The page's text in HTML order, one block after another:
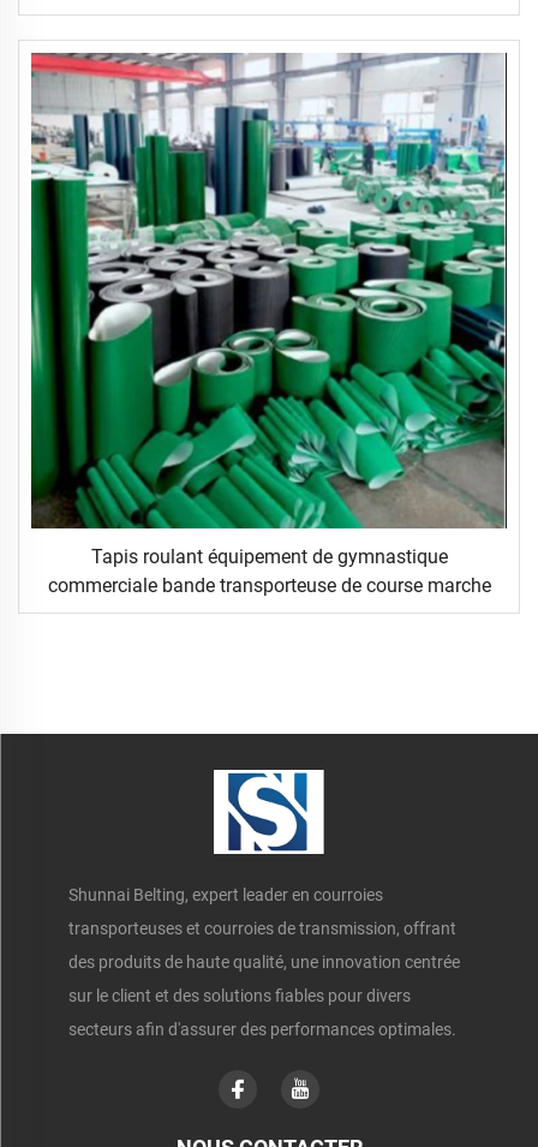
fabricant depuis 14 ans
Tapis roulant équipement de gymnastique
commerciale bande transporteuse de course marche
Shunnai Belting, expert leader en courroies
transporteuses et courroies de transmission, offrant
des produits de haute qualité, une innovation centrée
sur le client et des solutions fiables pour divers
secteurs afin d'assurer des performances optimales.